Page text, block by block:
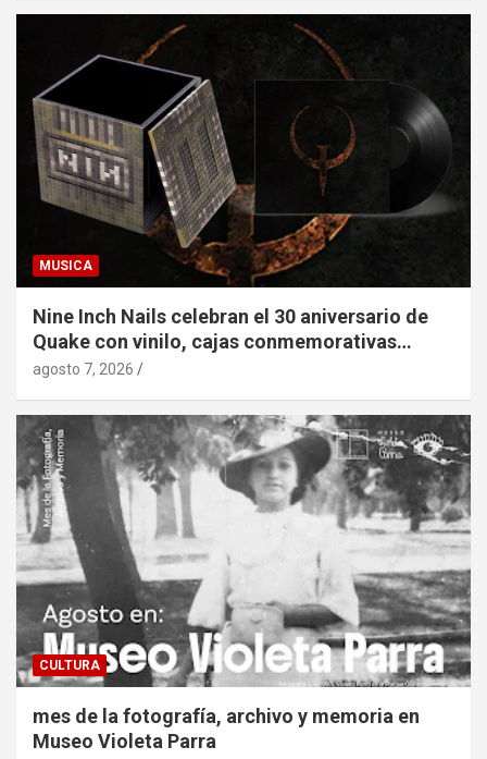
MUSICA
Nine Inch Nails celebran el 30 aniversario de
Quake con vinilo, cajas conmemorativas…
agosto 7, 2026
CULTURA
mes de la fotografía, archivo y memoria en
Museo Violeta Parra